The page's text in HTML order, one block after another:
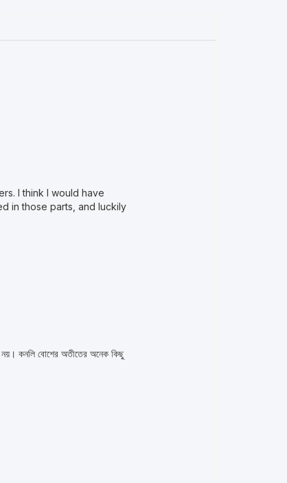
I think I would have
in those parts, and luckily
নয়। কনলি বোশের অতীতের অনেক কিছু